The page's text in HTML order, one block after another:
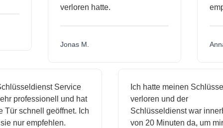
verloren hatte.
Jonas M.
Service
professionell und hat
Tür schnell geöffnet. Ich
nur empfehlen.
Ich hatte meinen Schlüssel
verloren und der
Schlüsseldienst war
von 20 Minuten da, um mir